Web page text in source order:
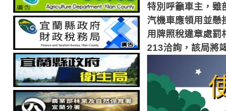
特別呼籲車主，雖
汽機車應領用並懸
用牌照稅違章處罰
213洽詢，該局將